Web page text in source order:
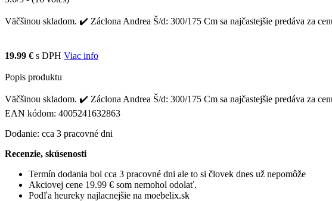
Väčšinou skladom. ✔️ Záclona Andrea Š/d: 300/175 Cm sa najčastejšie predáva za
19.99 € s DPH Viac info
Popis produktu
Väčšinou skladom. ✔️ Záclona Andrea Š/d: 300/175 Cm sa najčastejšie predáva za
EAN kódom: 4005241632863
Dodanie: cca 3 pracovné dni
Recenzie, skúsenosti
Termín dodania bol cca 3 pracovné dni ale to si človek dnes už nepomôže
Akciovej cene 19.99 € som nemohol odolať.
Podľa heureky najlacnejšie na moebelix.sk